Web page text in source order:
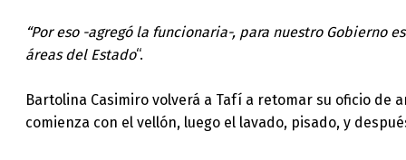
“Por eso -agregó la funcionaria-, para nuestro Gobierno
áreas del Estado“.
Bartolina Casimiro volverá a Tafí a retomar su oficio de
comienza con el vellón, luego el lavado, pisado, y